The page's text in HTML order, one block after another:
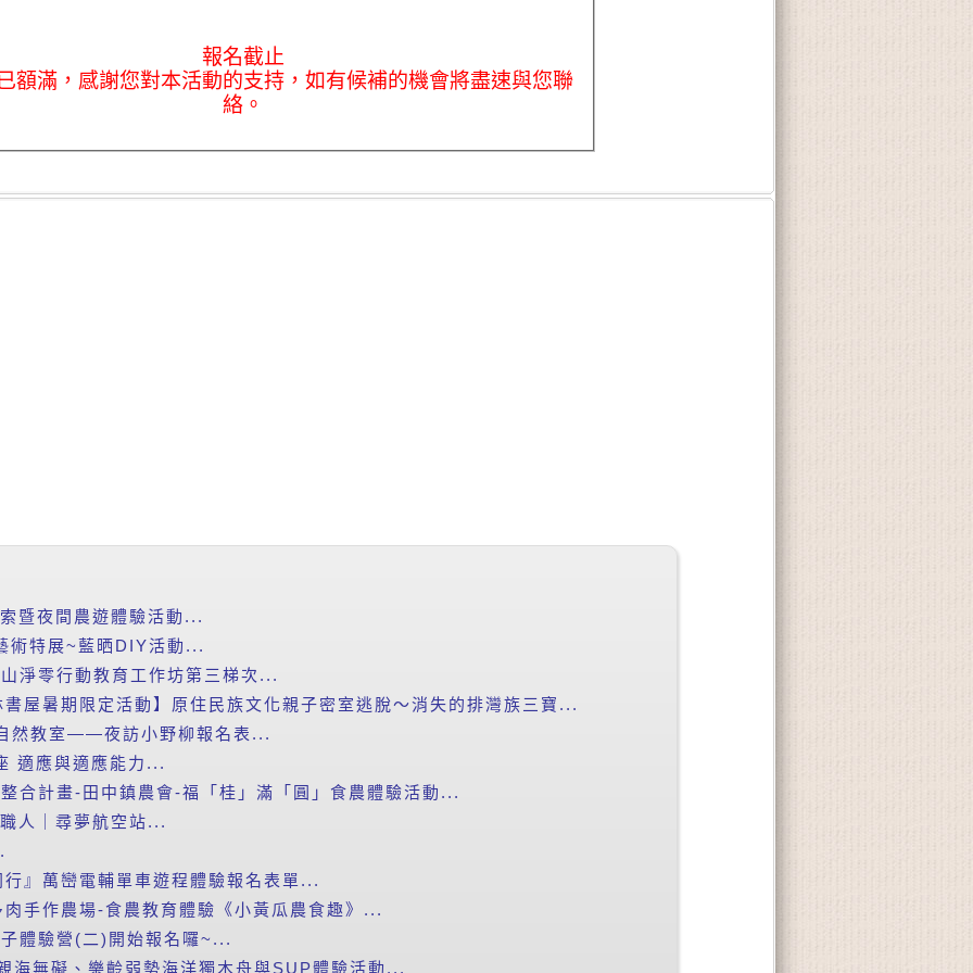
報名截止
額滿，感謝您對本活動的支持，如有候補的機會將盡速與您聯
絡。
暨夜間農遊體驗活動...
術特展~藍晒DIY活動...
淨零行動教育工作坊第三梯次...
屋暑期限定活動】原住民族文化親子密室逃脫～消失的排灣族三寶...
然教室——夜訪小野柳報名表...
適應與適應能力...
合計畫-田中鎮農會-福「桂」滿「圓」食農體驗活動...
人｜尋夢航空站...
』萬巒電輔單車遊程體驗報名表單...
手作農場-食農教育體驗《小黃瓜農食趣》...
體驗營(二)開始報名囉~...
海無礙、樂齡弱勢海洋獨木舟與SUP體驗活動...